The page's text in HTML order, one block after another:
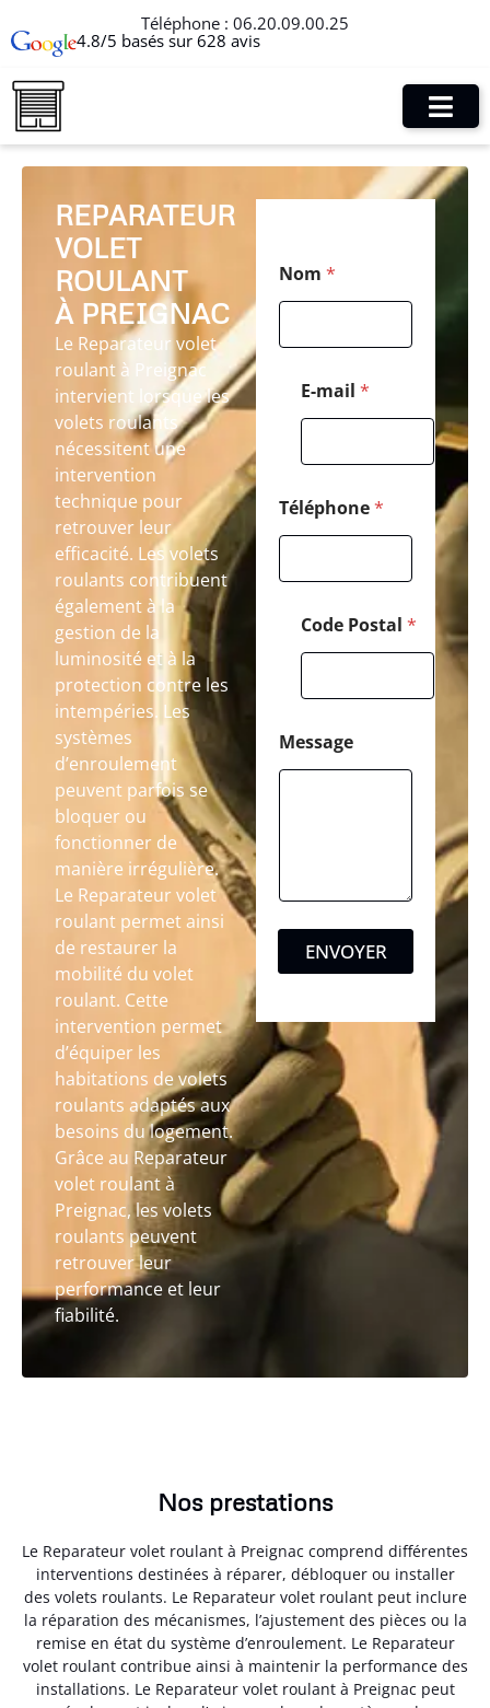
Téléphone : 06.20.09.00.25
4.8/5 basés sur 628 avis
REPARATEUR
VOLET
ROULANT
À PREIGNAC
Le Reparateur volet
roulant à Preignac
intervient lorsque les
volets roulants
nécessitent une
intervention
technique pour
retrouver leur
efficacité. Les volets
roulants contribuent
également à la
gestion de la
luminosité et à la
protection contre les
intempéries. Les
systèmes
d’enroulement
peuvent parfois se
bloquer ou
fonctionner de
manière irrégulière.
Le Reparateur volet
roulant permet ainsi
de restaurer la
mobilité du volet
roulant. Cette
intervention permet
d’équiper les
habitations de volets
roulants adaptés aux
besoins du logement.
Grâce au Reparateur
volet roulant à
Preignac, les volets
roulants peuvent
retrouver leur
performance et leur
fiabilité.
Nom *
E-mail *
Téléphone*
a
o
m
*
Code Postal *
Message
ENVOYER
Nos prestations
Le Reparateur volet roulant à Preignac comprend différentes
interventions destinées à réparer, débloquer ou installer
des volets roulants. Le Reparateur volet roulant peut inclure
la réparation des mécanismes, l’ajustement des pièces ou la
remise en état du système d’enroulement. Le Reparateur
volet roulant contribue ainsi à maintenir la performance des
installations. Le Reparateur volet roulant à Preignac peut